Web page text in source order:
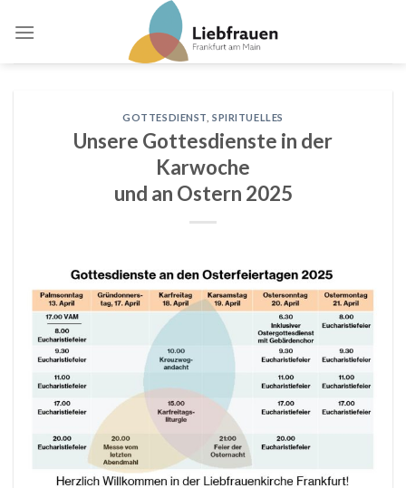
GOTTESDIENST ,SPIRITUELLES
Unsere Gottesdienste in der
Karwoche
und an Ostern 2025